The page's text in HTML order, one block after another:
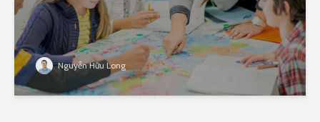
Nguyễn Hữu Long